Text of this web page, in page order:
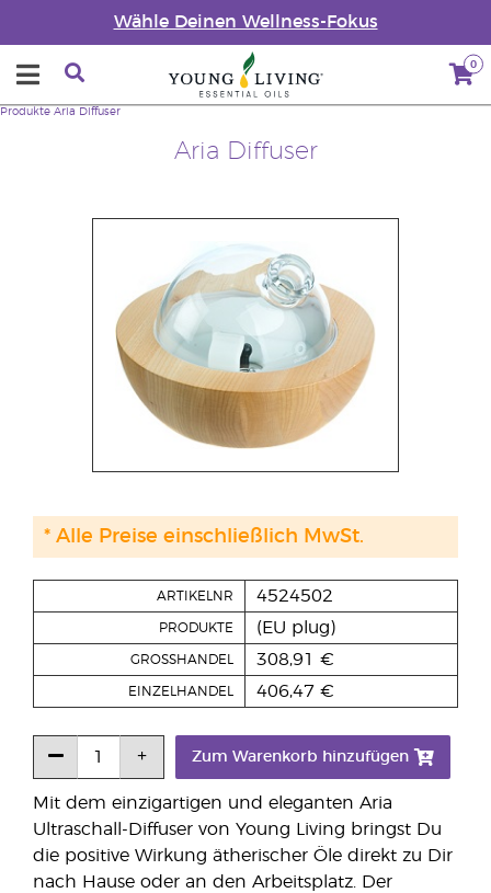
Wähle Deinen Wellness-Fokus
0
Aria Diffuser
Produkte Aria Diffuser
Mit dem einzigartigen und eleganten Aria
Ultraschall-Diffuser von Young Living bringst Du
die positive Wirkung ätherischer Öle direkt zu Dir
nach Hause oder an den Arbeitsplatz. Der
ARTIKELNR 4524502
PRODUKTE (EU plug)
GROSSHANDEL 308,91 €
EINZELHANDEL 406,47 €
Zum Warenkorb hinzufügen
* Alle Preise einschließlich MwSt.